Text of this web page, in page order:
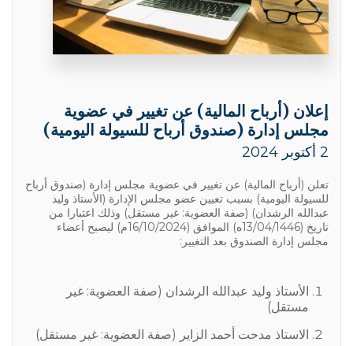
إعلان (أرباح المالية) عن تغيير في عضوية
مجلس إدارة (صندوق أرباح للسيولة اليومية)
2 أكتوبر 2024
تعلن (أرباح المالية) عن تغيير في عضوية مجلس إدارة (صندوق أرباح
للسيولة اليومية) بسبب تعيين عضو مجلس الإدارة (الأستاذ وليد
عبدالله الرشدان) (صفة العضوية: غير مستقل) وذلك اعتبارا من
تاريخ (13/04/1446ه) الموافق (16/10/2024م) ليصبح أعضاء
مجلس إدارة الصندوق بعد التغيير:
الأستاذ وليد عبدالله الرشدان (صفة العضوية: غير
مستقل)
الاستاذ مدحت أحمد الزاير (صفة العضوية: غير مستقل)